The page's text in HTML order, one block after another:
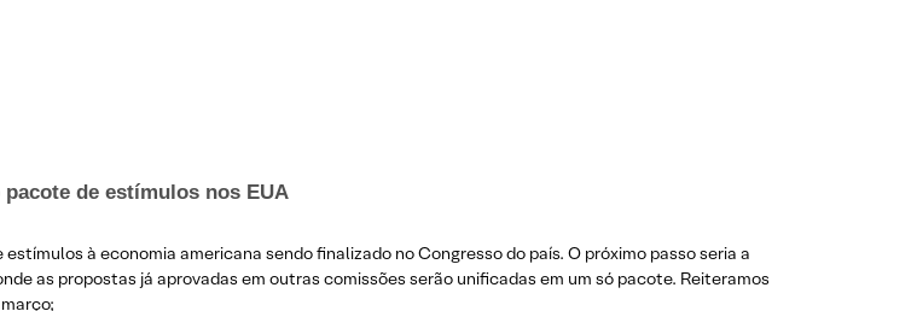
de estímulos nos EUA
à economia americana sendo finalizado no Congresso do país. O próximo passo seria a
as propostas já aprovadas em outras comissões serão unificadas em um só pacote. Reiteramos